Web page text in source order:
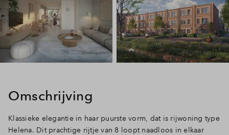
Omschrijving
Klassieke elegantie in haar puurste vorm, dat is rijwoning type
Helena. Dit prachtige rijtje van 8 loopt naadloos in elkaar